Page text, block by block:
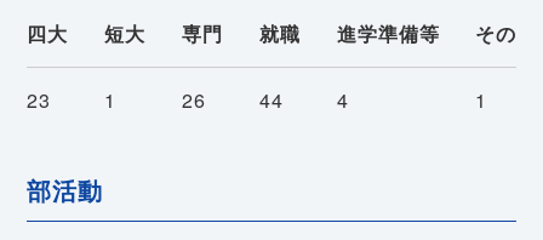
四大 短大 専門 就職 進学準備等 その他
23 1 26 44 4 1
部活動